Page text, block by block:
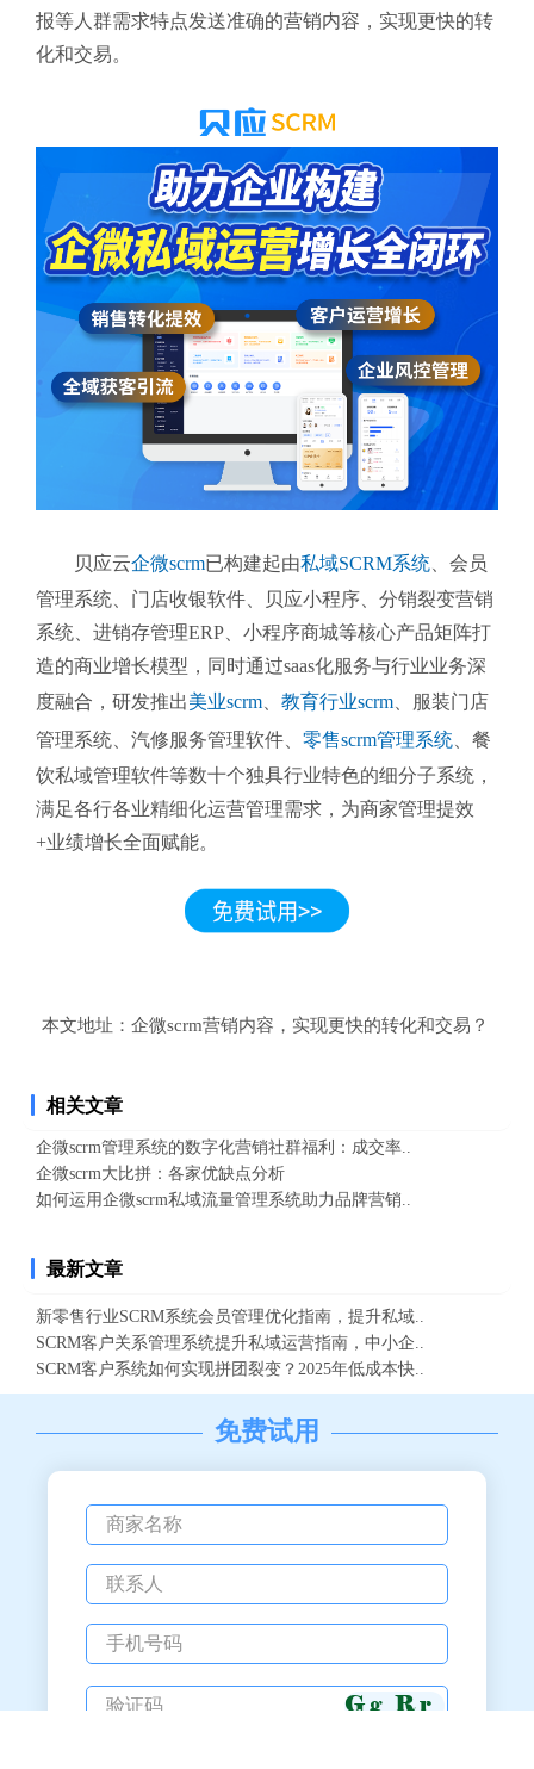
报等人群需求特点发送准确的营销内容，实现更快的转
化和交易。
贝应云企微scrm已构建起由私域SCRM系统 、会员
管理系统、门店收银软件、贝应小程序、分销裂变营销
系统、进销存管理ERP、小程序商城等核心产品矩阵打
造的商业增长模型，同时通过saas化服务与行业业务深
度融合，研发推出美业scrm 教育行业scrm 、服装门店
管理系统、汽修服务管理软件、 零售scrm管理系统 、餐
饮私域管理软件等数十个独具行业特色的细分子系统，
满足各行各业精细化运营管理需求，为商家管理提效
+业绩增长全面赋能。
本文地址： 企微scrm营销内容，实现更快的转化和交易？
相关文章
企微scrm管理系统的数字化营销社群福利：成交率..
企微scrm大比拼：各家优缺点分析
如何运用企微scrm私域流量管理系统助力品牌营销..
最新文章
新零售行业SCRM系统会员管理优化指南，提升私域..
SCRM客户关系管理系统提升私域运营指南，中小企..
SCRM客户系统如何实现拼团裂变？2025年低成本快..
免费试用